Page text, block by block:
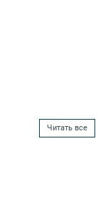
Читать все